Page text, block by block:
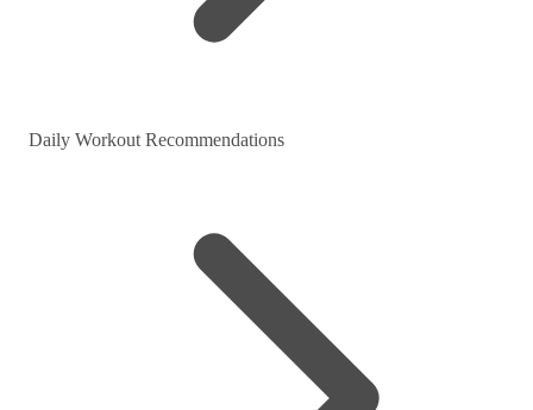
Daily Workout Recommendations